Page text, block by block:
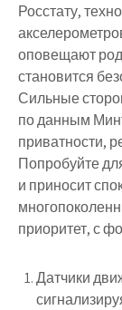
Росстату,
оповещают
становится
Сильные
по данным
приватности,
Попробуйте
и приносит
приоритет, с
Датчики